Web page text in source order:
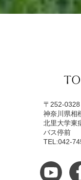
〒252-0328
神奈川県相
北里大学東
バス停前
TEL:042-